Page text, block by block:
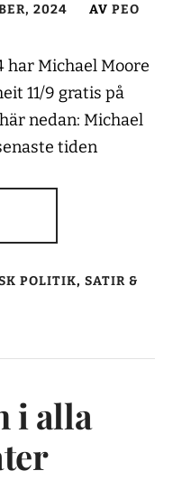
2024 AV PEO
Michael Moore
11/9 gratis på
nedan: Michael
tiden
POLITIK, SATIR &
i alla